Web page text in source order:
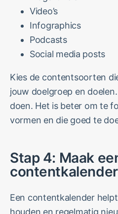
Video’s
Infographics
Podcasts
Social media posts
Kies de contentsoorten
jouw doelgroep en
doen. Het is beter om te
vormen en die goed te
Stap 4: Maak
contentkalender
Een contentkalender
houden en regelmatig